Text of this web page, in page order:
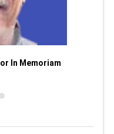
In Memoriam